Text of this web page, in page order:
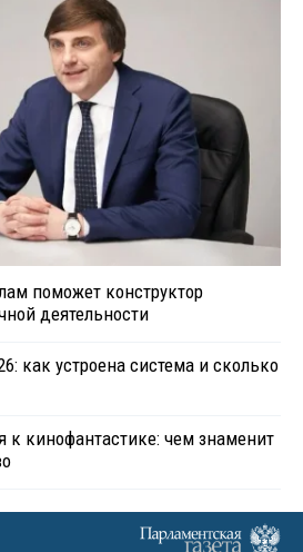
поможет конструктор
деятельности
как устроена система и сколько
к кинофантастике: чем знаменит